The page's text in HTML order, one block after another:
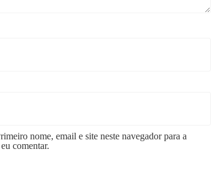
nome, email e site neste navegador para a
comentar.